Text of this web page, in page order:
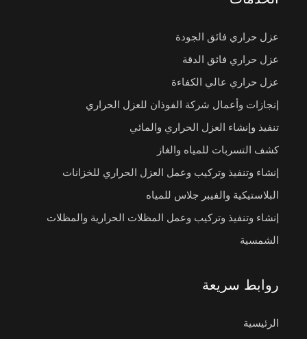
عزل حراري فائق الجودة
عزل حراري فائق الدقة
عزل حراري عالي الكفاءة
إنجازات وأعمال شركة الفوذان للعزل الحراري
تنفيذ وإنشاء العزل الحراري والمائي
كشف التسربات للمياه والغاز
إنشاء وتنفيذ وتركيب وعمل العزل الحراري للخزانات
البلاستيكية والفيبر جلاس للمياه
إنشاء وتنفيذ وتركيب وعمل المظلات الحرارية والمظلات
الشمسية
روابط سريعة
الرئيسية